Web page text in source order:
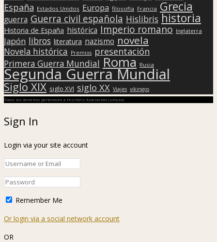
España Estados Unidos Europa filosofía Francia Grecia
guerra Guerra civil española Hislibris historia
Historia de España histórica Imperio romano Inglaterra
Japón libros literatura nazismo novela
Novela histórica Premios presentación
Primera Guerra Mundial Roma Rusia
Segunda Guerra Mundial
Siglo XIX siglo XVI siglo XX Viajes vikingos
Todos los derechos pertenecen a Hislibris Asociación cultural
Sign In
Login via your site account
Remember Me
Or login via a social network account
OR